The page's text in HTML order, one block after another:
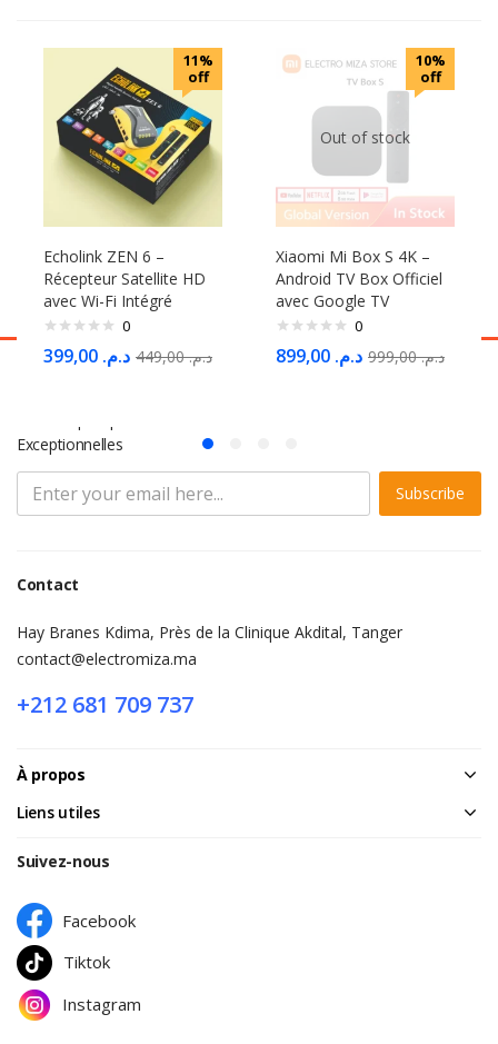
11%
off
Echolink ZEN 6 –
Récepteur Satellite HD
avec Wi-Fi Intégré
0
د.م. د.م.449,00
Out of stock
10%
off
Xiaomi Mi Box S 4K –
Android TV Box Officiel
avec Google TV
0
د.م. د.م.999,00
Exceptionnelles
Subscribe
Contact
Hay Branes Kdima, Près de la Clinique Akdital, Tanger
contact@electromiza.ma
+212 681 709 737
À propos
Liens utiles
Suivez-nous
Facebook
Tiktok
Instagram